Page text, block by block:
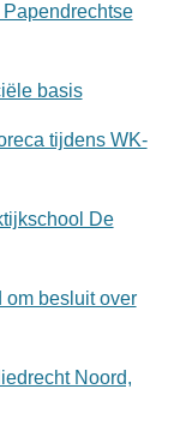
basis
tijdens WK-
De
om besluit over
Noord,